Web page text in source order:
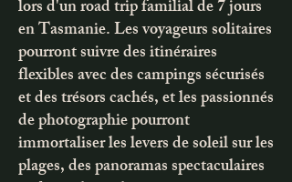
lors d'un road trip familial de 7 jours
en Tasmanie. Les voyageurs solitaires
pourront suivre des itinéraires
flexibles avec des campings sécurisés
et des trésors cachés, et les passionnés
de photographie pourront
immortaliser les levers de soleil sur les
plages, des panoramas spectaculaires